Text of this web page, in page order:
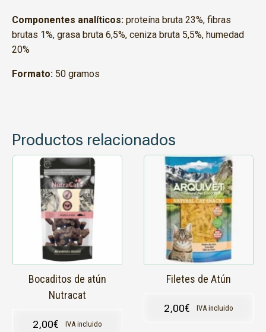
Componentes analíticos: proteína bruta 23%, fibras
brutas 1%, grasa bruta 6,5%, ceniza bruta 5,5%, humedad
20%
Formato: 50 gramos
Productos relacionados
Bocaditos de atún
Nutracat
2,00€ IVA incluido
Filetes de Atún
2,00€ IVA incluido